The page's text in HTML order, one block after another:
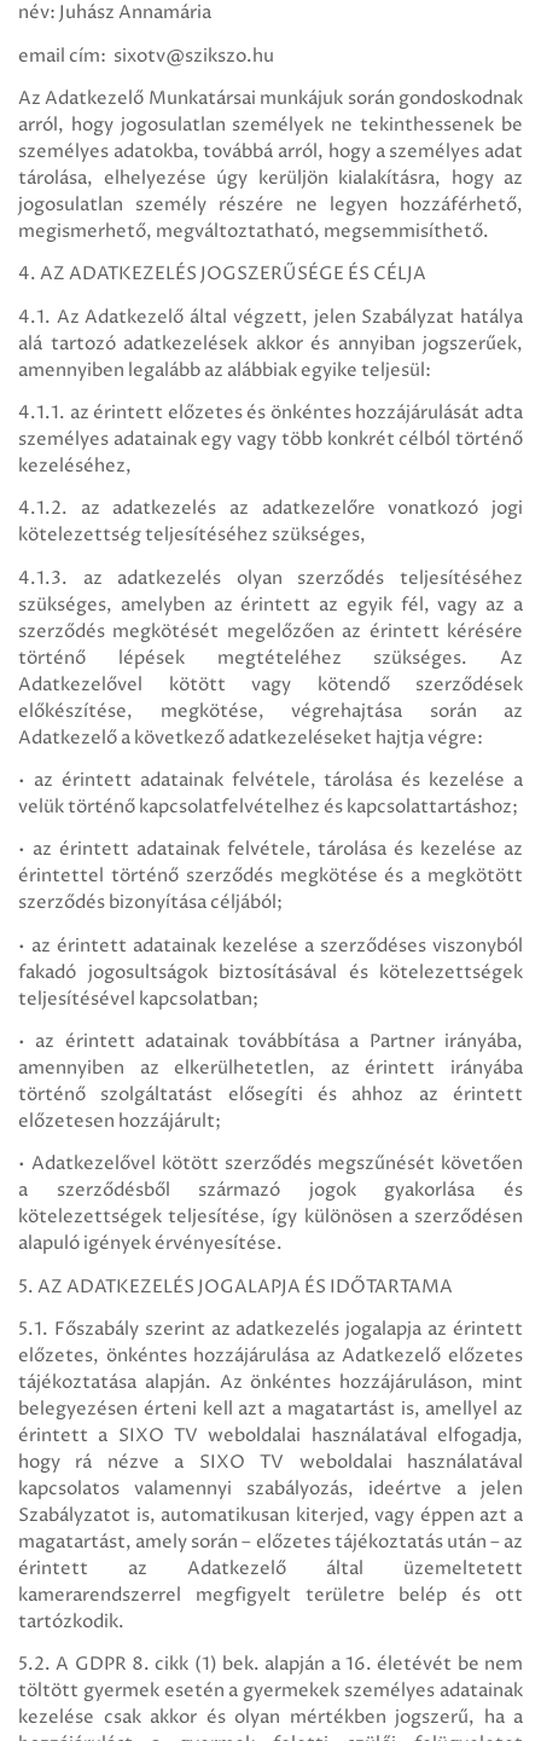
név: Juhász Annamária
email cím: sixotv@szikszo.hu
Az Adatkezelő Munkatársai munkájuk során gondoskodnak
arról, hogy jogosulatlan személyek ne tekinthessenek be
személyes adatokba, továbbá arról, hogy a személyes adat
tárolása, elhelyezése úgy kerüljön kialakításra, hogy az
jogosulatlan személy részére ne legyen hozzáférhető,
megismerhető, megváltoztatható, megsemmisíthető.
4. AZ ADATKEZELÉS JOGSZERŰSÉGE ÉS CÉLJA
4.1. Az Adatkezelő által végzett, jelen Szabályzat hatálya
alá tartozó adatkezelések akkor és annyiban jogszerűek,
amennyiben legalább az alábbiak egyike teljesül:
4.1.1. az érintett előzetes és önkéntes hozzájárulását adta
személyes adatainak egy vagy több konkrét célból történő
kezeléséhez,
4.1.2. az adatkezelés az adatkezelőre vonatkozó jogi
kötelezettség teljesítéséhez szükséges,
4.1.3. az adatkezelés olyan szerződés teljesítéséhez
szükséges, amelyben az érintett az egyik fél, vagy az a
szerződés megkötését megelőzően az érintett kérésére
történő lépések megtételéhez szükséges. Az
Adatkezelővel kötött vagy kötendő szerződések
előkészítése, megkötése, végrehajtása során az
Adatkezelő a következő adatkezeléseket hajtja végre:
• az érintett adatainak felvétele, tárolása és kezelése a
velük történő kapcsolatfelvételhez és kapcsolattartáshoz;
• az érintett adatainak felvétele, tárolása és kezelése az
érintettel történő szerződés megkötése és a megkötött
szerződés bizonyítása céljából;
• az érintett adatainak kezelése a szerződéses viszonyból
fakadó jogosultságok biztosításával és kötelezettségek
teljesítésével kapcsolatban;
• az érintett adatainak továbbítása a Partner irányába,
amennyiben az elkerülhetetlen, az érintett irányába
történő szolgáltatást elősegíti és ahhoz az érintett
előzetesen hozzájárult;
• Adatkezelővel kötött szerződés megszűnését követően
a szerződésből származó jogok gyakorlása és
kötelezettségek teljesítése, így különösen a szerződésen
alapuló igények érvényesítése.
5. AZ ADATKEZELÉS JOGALAPJA ÉS IDŐTARTAMA
5.1. Főszabály szerint az adatkezelés jogalapja az érintett
előzetes, önkéntes hozzájárulása az Adatkezelő előzetes
tájékoztatása alapján. Az önkéntes hozzájáruláson, mint
belegyezésen érteni kell azt a magatartást is, amellyel az
érintett a SIXO TV weboldalai használatával elfogadja,
hogy rá nézve a SIXO TV weboldalai használatával
kapcsolatos valamennyi szabályozás, ideértve a jelen
Szabályzatot is, automatikusan kiterjed, vagy éppen azt a
magatartást, amely során – előzetes tájékoztatás után – az
érintett az Adatkezelő által üzemeltetett
kamerarendszerrel megfigyelt területre belép és ott
tartózkodik.
5.2. A GDPR 8. cikk (1) bek. alapján a 16. életévét be nem
töltött gyermek esetén a gyermekek személyes adatainak
kezelése csak akkor és olyan mértékben jogszerű, ha a